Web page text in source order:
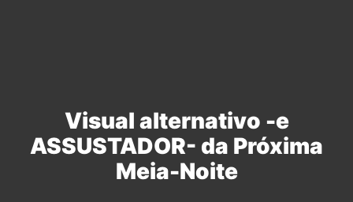
Visual alternativo -e
ASSUSTADOR- da Próxima
Meia-Noite